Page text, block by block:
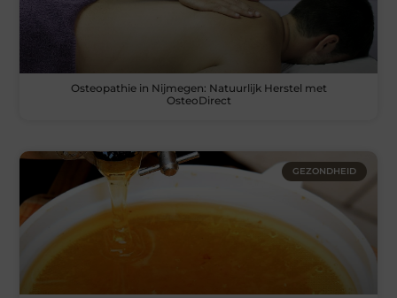
Osteopathie in Nijmegen: Natuurlijk Herstel met
OsteoDirect
GEZONDHEID